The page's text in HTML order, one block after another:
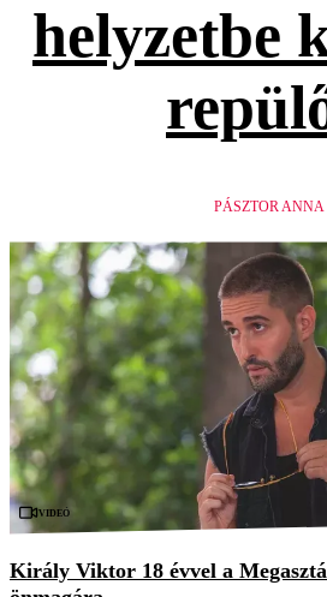
helyzetbe
PÁSZTOR ANNA
Videó
Király Viktor 18 évvel a